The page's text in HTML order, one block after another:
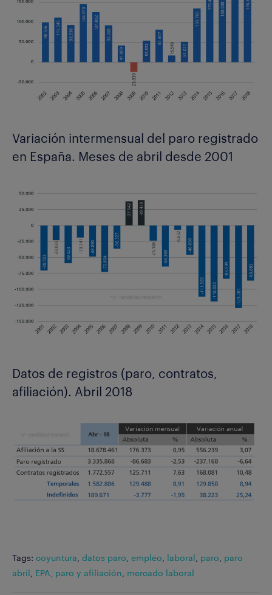
Variación intermensual del paro registrado
en España. Meses de abril desde 2001
Datos de registros (paro, contratos,
afiliación). Abril 2018
Tags: coyuntura datos paro empleo laboral paro paro
abril EPA, paro y afiliación mercado laboral